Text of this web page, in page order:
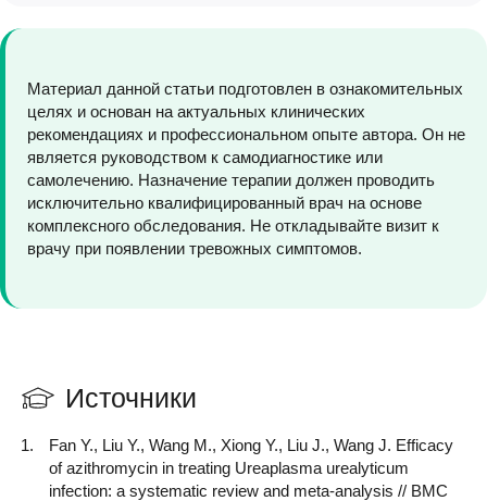
Материал данной статьи подготовлен в ознакомительных
целях и основан на актуальных клинических
рекомендациях и профессиональном опыте автора. Он не
является руководством к самодиагностике или
самолечению. Назначение терапии должен проводить
исключительно квалифицированный врач на основе
комплексного обследования. Не откладывайте визит к
врачу при появлении тревожных симптомов.
Источники
Fan Y., Liu Y., Wang M., Xiong Y., Liu J., Wang J. Efficacy
of azithromycin in treating Ureaplasma urealyticum
infection: a systematic review and meta-analysis // BMC